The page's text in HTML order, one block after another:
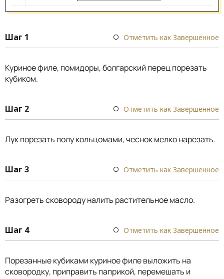
Шаг 1 Отметить как Завершенное
Куриное филе, помидоры, болгарский перец порезать
кубиком.
Шаг 2 Отметить как Завершенное
Лук порезать полу кольцомами, чеснок мелко нарезать.
Шаг 3 Отметить как Завершенное
Разогреть сковороду налить растительное масло.
Шаг 4 Отметить как Завершенное
Порезанные кубиками куриное филе выложить на
сковородку, приправить паприкой, перемешать и